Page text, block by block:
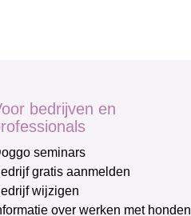
bedrijven en
seminars
gratis aanmelden
wijzigen
over werken met honden